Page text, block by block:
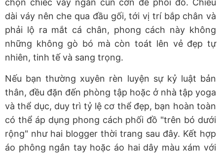
dài váy nên che qua đầu gối, tới vị trí bắp chân và
phải lộ ra mắt cá chân, phong cách này không
những không gò bó mà còn toát lên vẻ đẹp tự
nhiên, tinh tế và sang trọng.
Nếu bạn thường xuyên rèn luyện sự kỷ luật bản
thân, đều đặn đến phòng tập hoặc ở nhà tập yoga
và thể dục, duy trì tỷ lệ cơ thể đẹp, bạn hoàn toàn
có thể áp dụng phong cách phối đồ "trên bó dưới
rộng" như hai blogger thời trang sau đây. Kết hợp
áo phông ngắn tay hoặc áo hai dây màu xám với